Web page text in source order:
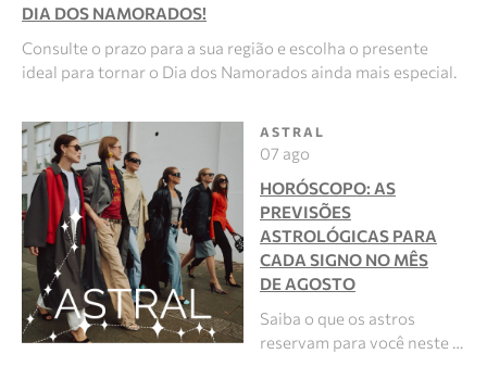
DIA DOS NAMORADOS!
Consulte o prazo para a sua região e escolha o presente
ideal para tornar o Dia dos Namorados ainda mais especial.
ASTRAL
07 ago
HORÓSCOPO: AS
PREVISÕES
ASTROLÓGICAS PARA
CADA SIGNO NO MÊS
DE AGOSTO
Saiba o que os astros
reservam para você neste …